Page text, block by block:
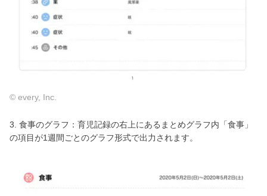
© every, Inc.
3. 食事のグラフ：育児記録の右上にあるまとめグラフ内「食事」
の項目が1週間ごとのグラフ形式で出力されます。